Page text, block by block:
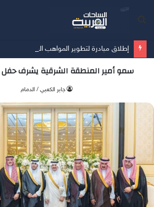
إطلاق مبادرة لتطوير المواهب السعودية في
سمو أمير المنطقة الشرقية يشرف حفل
جابر الكعبي / الدمام